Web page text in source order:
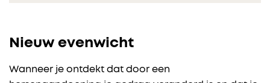
Nieuw evenwicht
Wanneer je ontdekt dat door een